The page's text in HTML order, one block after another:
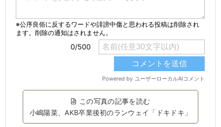
この写真の記事を読む
小嶋陽菜、AKB卒業後初のランウェイ「ドキドキ」